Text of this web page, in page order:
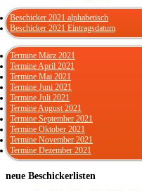
Beschicker 2021 alphabetisch
Beschicker 2021 Eintragsdatum
Termine März 2021
Termine April 2021
Termine Mai 2021
Termine Juni 2021
Termine Juli 2021
Termine August 2021
Termine September 2021
Termine Oktober 2021
Termine November 2021
Termine Dezember 2021
neue Beschickerlisten